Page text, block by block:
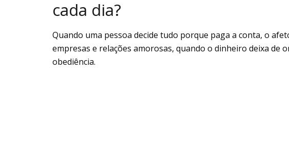
cada dia?
Quando uma pessoa decide tudo porque paga a conta, o
empresas e relações amorosas, quando o dinheiro deixa de
obediência.